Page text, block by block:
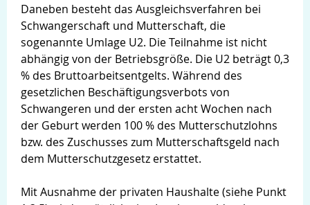
Daneben besteht das Ausgleichsverfahren bei
Schwangerschaft und Mutterschaft, die
sogenannte Umlage U2. Die Teilnahme ist nicht
abhängig von der Betriebsgröße. Die U2 beträgt 0,3
% des Bruttoarbeitsentgelts. Während des
gesetzlichen Beschäftigungsverbots von
Schwangeren und der ersten acht Wochen nach
der Geburt werden 100 % des Mutterschutzlohns
bzw. des Zuschusses zum Mutterschaftsgeld nach
dem Mutterschutzgesetz erstattet.
Mit Ausnahme der privaten Haushalte (siehe Punkt